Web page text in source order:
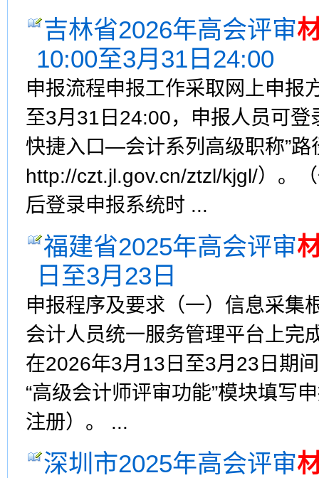
吉林省2026年高会评审
10:00至3月31日24:00
申报流程申报工作采取网上申报
至3月31日24:00，申报人员可
快捷入口—会计系列高级职称”路
http://czt.jl.gov.cn/ztzl/kjgl/）。
后登录申报系统时 ...
福建省2025年高会评审
日至3月23日
申报程序及要求（一）信息采集
会计人员统一服务管理平台上完
在2026年3月13日至3月23日期
“高级会计师评审功能”模块填写
注册）。 ...
深圳市2025年高会评审